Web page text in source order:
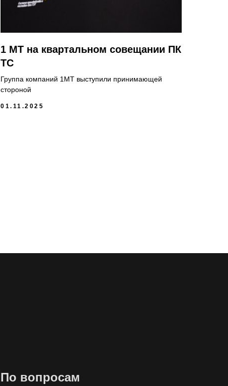
1 МТ на квартальном совещании ПК
ТС
Группа компаний 1МТ выступили принимающей
стороной
01.11.2025
По вопросам